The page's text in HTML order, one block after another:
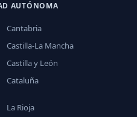
AUTÓNOMA
Cantabria
Castilla-La Mancha
Castilla y León
Cataluña
La Rioja